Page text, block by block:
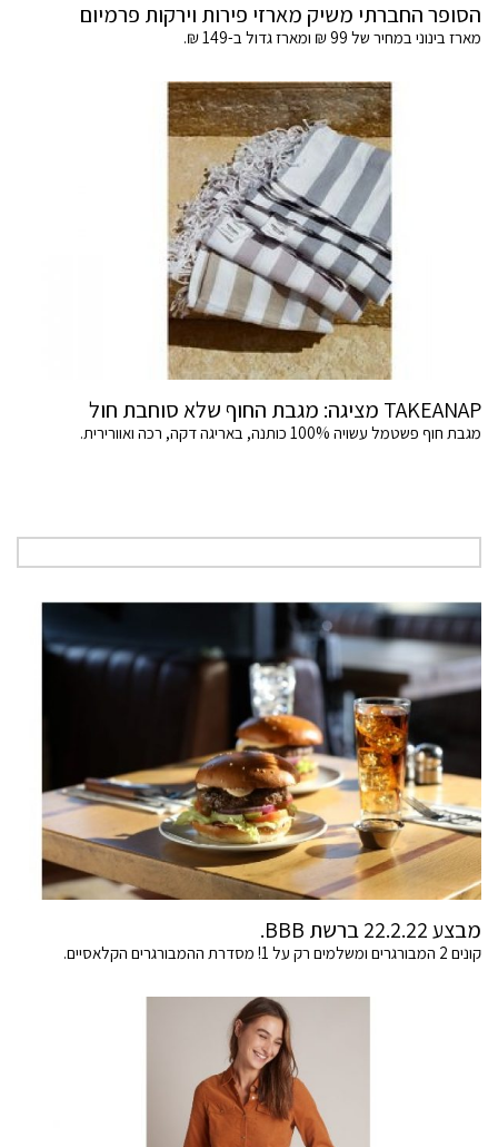
הסופר החברתי משיק מארזי פירות וירקות פרמיום
מארז בינוני במחיר של 99 ₪ ומארז גדול ב-149 ₪.
TAKEANAP מציגה: מגבת החוף שלא סוחבת חול
מגבת חוף פשטמל עשויה 100% כותנה, באריגה דקה, רכה ואוורירית.
מבצע 22.2.22 ברשת BBB.
קונים 2 המבורגרים ומשלמים רק על 1! מסדרת ההמבורגרים הקלאסיים.